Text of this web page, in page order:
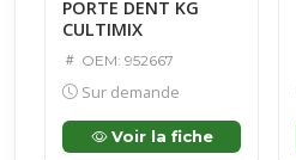
PORTE DENT KG
CULTIMIX
OEM: 952667
Sur demande
Voir la fiche